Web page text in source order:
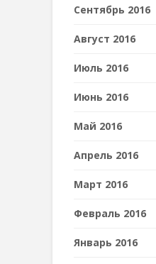
Сентябрь 2016
Август 2016
Июль 2016
Июнь 2016
Май 2016
Апрель 2016
Март 2016
Февраль 2016
Январь 2016